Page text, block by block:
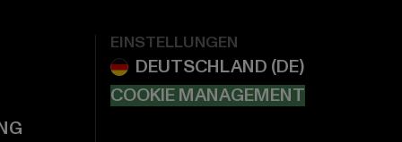
EINSTELLUNGEN
COOKIE MANAGEMENT